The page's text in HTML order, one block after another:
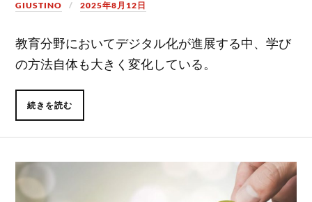
GIUSTINO 2025年8月12日
教育分野においてデジタル化が進展する中、学び
の方法自体も大きく変化している。
続きを読む